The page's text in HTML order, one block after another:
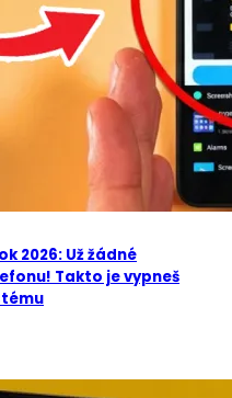
2026: Už žádné
Takto je vypneš